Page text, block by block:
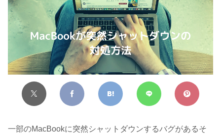
一部のMacBookに突然シャットダウンするバグがあるそ